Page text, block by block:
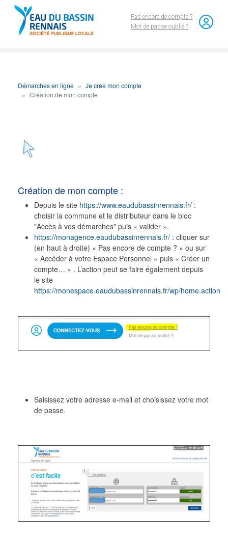
Pas encore de compte ?
Mot de passe oublié ?
Démarches en ligne
Je crée mon compte
Création de mon compte
Création de mon compte :
Depuis le site https://www.eaudubassinrennais.fr/ :
choisir la commune et le distributeur dans le bloc
"Accès à vos démarches" puis « valider ».
https://monagence.eaudubassinrennais.fr/ : cliquer sur
(en haut à droite) « Pas encore de compte ? » ou sur
« Accéder à votre Espace Personnel » puis « Créer un
compte… » . L’action peut se faire également depuis
le site
https://monespace.eaudubassinrennais.fr/wp/home.action
Saisissez votre adresse e-mail et choisissez votre mot
de passe.